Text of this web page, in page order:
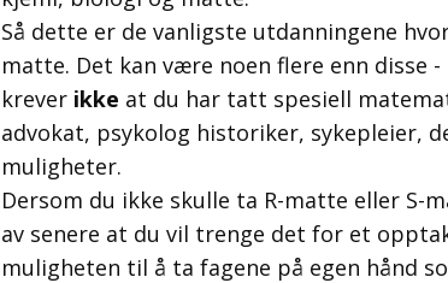
Så dette er de vanligste utdanningene
matte. Det kan være noen flere enn disse
krever ikke at du har tatt spesiell
advokat, psykolog historiker, sykepleier,
muligheter.
Dersom du ikke skulle ta R-matte eller S-
av senere at du vil trenge det for et
muligheten til å ta fagene på egen hånd